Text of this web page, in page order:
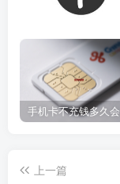
上一篇